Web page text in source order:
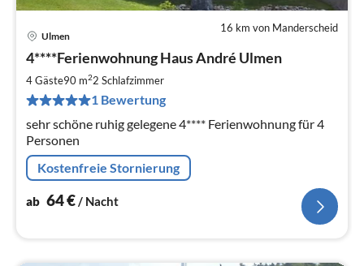
16 km von Manderscheid
Ulmen
4****Ferienwohnung Haus André Ulmen
4 Gäste90 m22 Schlafzimmer
1 Bewertung
sehr schöne ruhig gelegene 4**** Ferienwohnung für 4
Personen
Kostenfreie Stornierung
ab 64€/ Nacht